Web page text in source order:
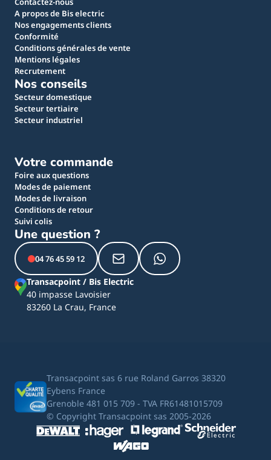
A propos de Bis electric
Nos engagements clients
Conformité
Conditions générales de vente
Mentions légales
Recrutement
Nos conseils
Secteur domestique
Secteur tertiaire
Secteur industriel
Votre commande
Foire aux questions
Modes de paiement
Modes de livraison
Conditions de retour
Suivi colis
Une question ?
04 76 45 59 12
Transacpoint / Bis Electric
40 impasse Lavoisier
83260 La Crau, France
Transacpoint sas 6 rue Roland Garros 38320
Eybens France
Grenoble 481 015 709 - TVA FR61481015709
© Copyright Transacpoint sas 2005-2026